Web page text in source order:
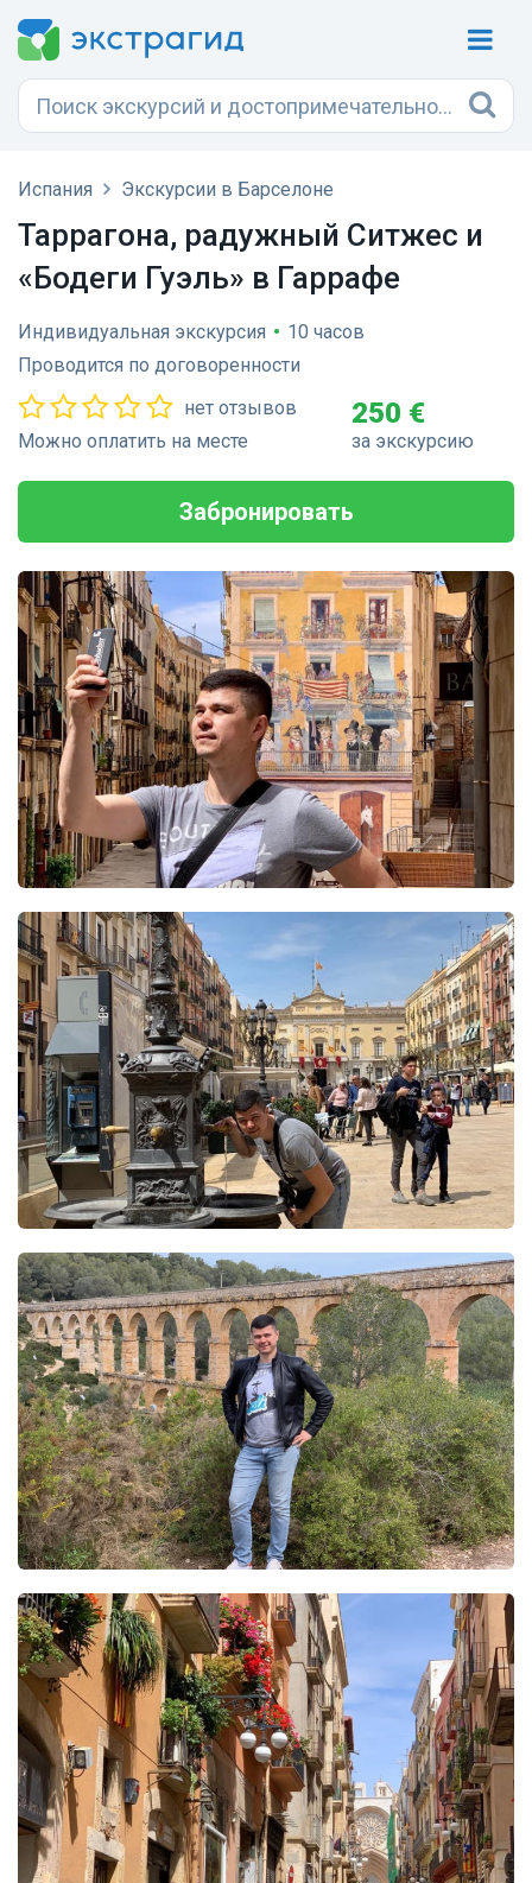
Испания Экскурсии в Барселоне
Таррагона, радужный Ситжес и
«Бодеги Гуэль» в Гаррафе
Индивидуальная экскурсия • 10 часов
Проводится по договоренности
нет отзывов
Можно оплатить на месте
250 €
за экскурсию
Забронировать